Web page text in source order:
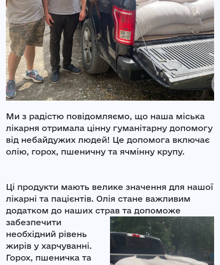
Ми з радістю повідомляємо, що наша міська
лікарня отримала цінну гуманітарну допомогу
від небайдужих людей! Це допомога включає
олію, горох, пшеничну та ячмінну крупу.
Ці продукти мають велике значення для нашої
лікарні та пацієнтів. Олія стане важливим
додатком до наших страв та допоможе
забезпечити
необхідний рівень
жирів у харчуванні.
Горох, пшеничка та